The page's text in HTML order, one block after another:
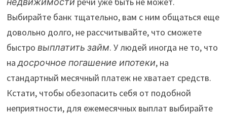
Выбирайте банк тщательно, вам с ним общаться еще
довольно долго, не рассчитывайте, что сможете
быстро выплатить займ. У людей иногда не то, что
надосрочное погашение ипотеки, на
стандартный месячный платеж не хватает средств.
Кстати, чтобы обезопасить себя от подобной
неприятности, для ежемесячных выплат выбирайте